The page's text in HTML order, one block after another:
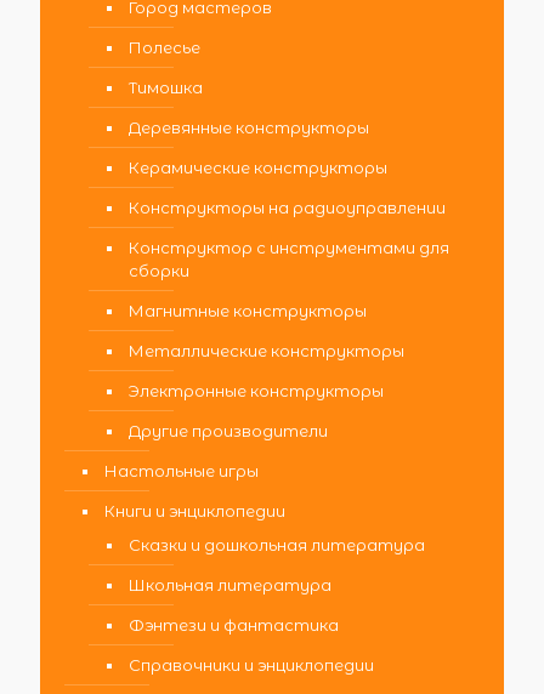
Город мастеров
Полесье
Тимошка
Деревянные конструкторы
Керамические конструкторы
Конструкторы на радиоуправлении
Конструктор с инструментами для
сборки
Магнитные конструкторы
Металлические конструкторы
Электронные конструкторы
Другие производители
Настольные игры
Книги и энциклопедии
Сказки и дошкольная литература
Школьная литература
Фэнтези и фантастика
Справочники и энциклопедии